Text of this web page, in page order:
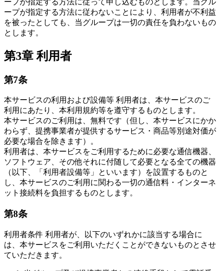
ープが指定する方法に従わないことにより、利用者が不利益
を被ったとしても、当グループは一切の責任を負わないもの
とします。
第3章 利用者
第7条
本サービスの利用および設備等 利用者は、本サービスのご
利用にあたり、本利用規約等を遵守するものとします。
本サービスのご利用は、無料です（但し、本サービスにかか
わらず、提携事業者が提供するサービス・商品等別途対価が
必要な場合を除きます）。
利用者は、本サービスをご利用するために必要な通信機器、
ソフトウェア、その他それに付随して必要となる全ての機器
（以下、「利用者設備等」といいます）を設置するものと
し、本サービスのご利用に関わる一切の通信料・インターネ
ット接続料を負担するものとします。
第8条
利用者条件 利用者が、以下のいずれかに該当する場合に
は、本サービスをご利用いただくことができないものとさせ
ていただきます。